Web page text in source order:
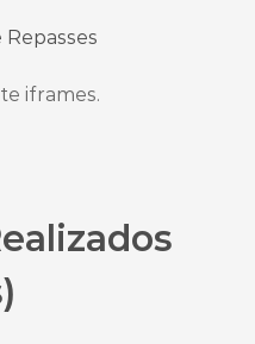
Repasses
iframes.